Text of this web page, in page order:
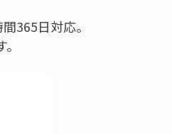
365日対応。